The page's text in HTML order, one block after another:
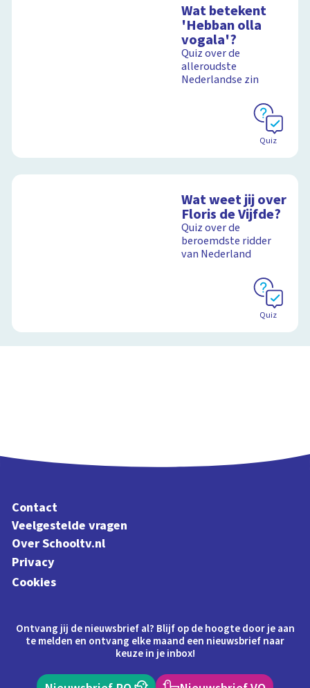
Wat betekent
'Hebban olla
vogala'?
Quiz over de
alleroudste
Nederlandse zin
Quiz
Wat weet jij over
Floris de Vijfde?
Quiz over de
beroemdste ridder
van Nederland
Quiz
Contact
Veelgestelde vragen
Over Schooltv.nl
Privacy
Cookies
Ontvang jij de nieuwsbrief al? Blijf op de hoogte door je aan
te melden en ontvang elke maand een nieuwsbrief naar
keuze in je inbox!